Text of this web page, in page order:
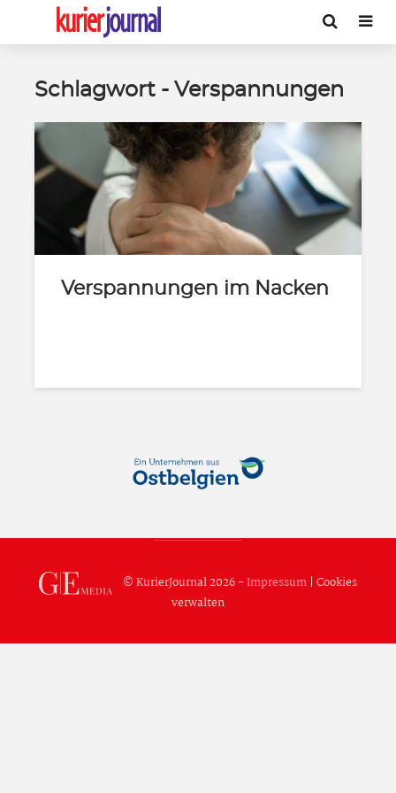
Schlagwort - Verspannungen
Verspannungen im Nacken
© KurierJournal 2026 -Impressum| Cookies
verwalten